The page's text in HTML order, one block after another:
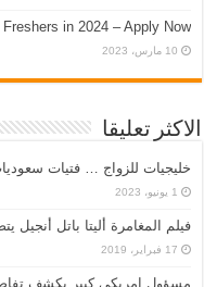
in 2024 – Apply Now
10 مارس، 2023
الاكثر تعليقا
خليجيات للزواج … فتيات
1 يونيو، 2023
فيلم المغامرة أليتا‭ ‬باتل أنجيل يتصدر إيرادات السينما الأمريكية هذا الاسبوع
17 فبراير، 2019
مسؤول امريكي كبير يكشف